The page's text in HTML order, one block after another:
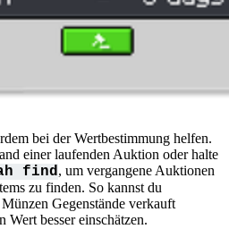
bei der Wertbestimmung helfen.
einer laufenden Auktion oder halte
find, um vergangene Auktionen
zu finden. So kannst du
Gegenstände verkauft
besser einschätzen.